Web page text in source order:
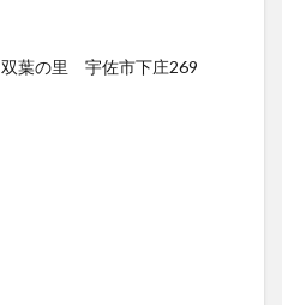
双葉の里 宇佐市下庄269